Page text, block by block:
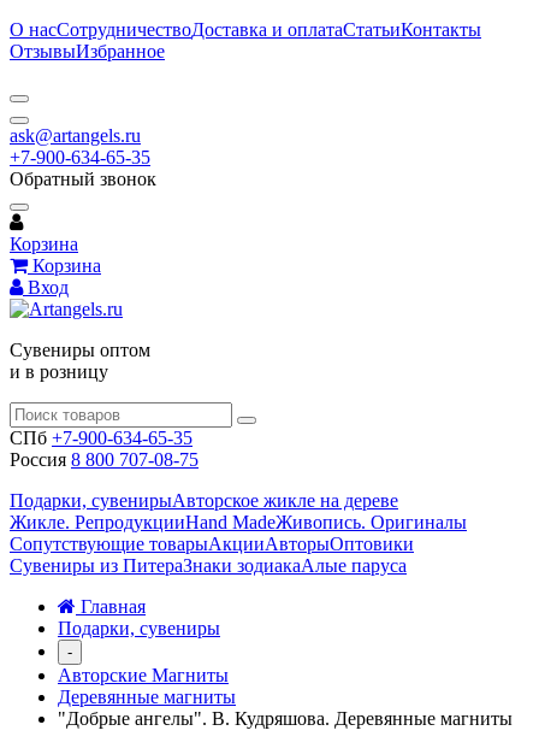
О насСотрудничествоДоставка и оплатаСтатьиКонтакты
ОтзывыИзбранное
ask@artangels.ru
+7-900-634-65-35
Обратный звонок
Корзина
Корзина
Вход
Сувениры оптом
и в розницу
СПб +7-900-634-65-35
Россия 8 800 707-08-75
Подарки, сувенирыАвторское жикле на дереве
Жикле. РепродукцииHand MadeЖивопись. Оригиналы
Сопутствующие товарыАкцииАвторыОптовики
Сувениры из ПитераЗнаки зодиакаАлые паруса
Главная
Подарки, сувениры
-
Авторские Магниты
Деревянные магниты
"Добрые ангелы". В. Кудряшова. Деревянные магниты